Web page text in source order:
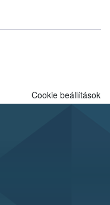
károsító elleni további
termesztésben is
Cookie beállítások